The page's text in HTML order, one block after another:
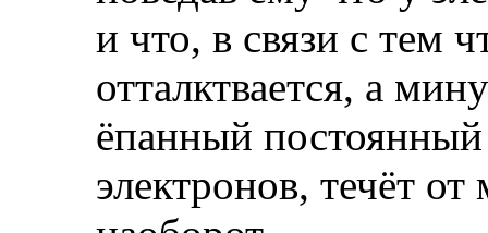
и что, в связи с тем
отталктвается, а
ёпанный
электронов, течёт